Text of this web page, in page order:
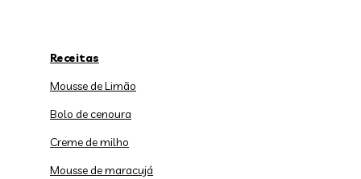
Receitas
Mousse de Limão
Bolo de cenoura
Creme de milho
Mousse de maracujá